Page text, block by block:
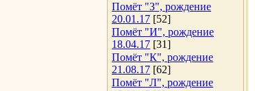
Помёт "З", рождение
20.01.17 [52]
Помёт "И", рождение
18.04.17 [31]
Помёт "К", рождение
21.08.17 [62]
Помёт "Л", рождение